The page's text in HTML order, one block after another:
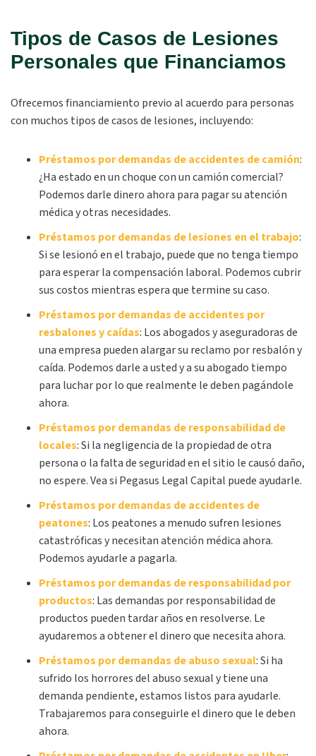
Tipos de Casos de Lesiones
Personales que Financiamos
Ofrecemos financiamiento previo al acuerdo para personas
con muchos tipos de casos de lesiones, incluyendo:
Préstamos por demandas de accidentes de camión:
¿Ha estado en un choque con un camión comercial?
Podemos darle dinero ahora para pagar su atención
médica y otras necesidades.
Préstamos por demandas de lesiones en el trabajo:
Si se lesionó en el trabajo, puede que no tenga tiempo
para esperar la compensación laboral. Podemos cubrir
sus costos mientras espera que termine su caso.
Préstamos por demandas de accidentes por
resbalones y caídas: Los abogados y aseguradoras de
una empresa pueden alargar su reclamo por resbalón y
caída. Podemos darle a usted y a su abogado tiempo
para luchar por lo que realmente le deben pagándole
ahora.
Préstamos por demandas de responsabilidad de
locales:Si la negligencia de la propiedad de otra
persona o la falta de seguridad en el sitio le causó daño,
no espere. Vea si Pegasus Legal Capital puede ayudarle.
Préstamos por demandas de accidentes de
peatones: Los peatones a menudo sufren lesiones
catastróficas y necesitan atención médica ahora.
Podemos ayudarle a pagarla.
Préstamos por demandas de responsabilidad por
productos: Las demandas por responsabilidad de
productos pueden tardar años en resolverse. Le
ayudaremos a obtener el dinero que necesita ahora.
Préstamos por demandas de abuso sexual:Si ha
sufrido los horrores del abuso sexual y tiene una
demanda pendiente, estamos listos para ayudarle.
Trabajaremos para conseguirle el dinero que le deben
ahora.